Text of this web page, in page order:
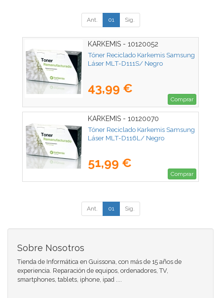
Ant. 01 Sig.
KARKEMIS - 10120052
Tóner Reciclado Karkemis Samsung
Láser MLT-D111S/ Negro
43,99 €
Comprar
KARKEMIS - 10120070
Tóner Reciclado Karkemis Samsung
Láser MLT-D116L/ Negro
51,99 €
Comprar
Ant. 01 Sig.
Sobre Nosotros
Tienda de Informática en Guissona, con más de 15 años de
experiencia. Reparación de equipos, ordenadores, TV,
smartphones, tablets, iphone, ipad ....